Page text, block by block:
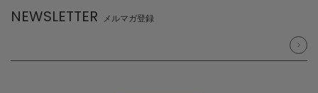
NEWSLETTER メルマガ登録